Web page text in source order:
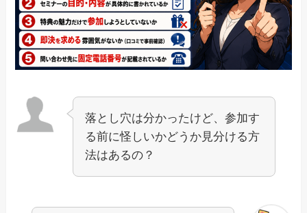
落とし穴は分かったけど、参加す
る前に怪しいかどうか見分ける方
法はあるの？